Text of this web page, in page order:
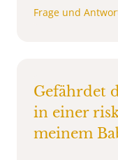
Frage und
Gefährdet
in einer
meinem